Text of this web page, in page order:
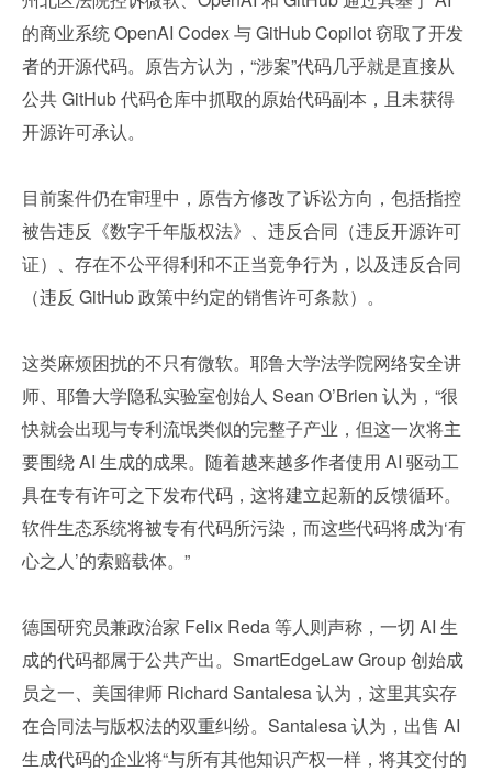
的商业系统 OpenAI Codex 与 GitHub Copilot 窃取了开发
者的开源代码。原告方认为，“涉案”代码几乎就是直接从
公共 GitHub 代码仓库中抓取的原始代码副本，且未获得
开源许可承认。
目前案件仍在审理中，原告方修改了诉讼方向，包括指控
被告违反《数字千年版权法》、违反合同（违反开源许可
证）、存在不公平得利和不正当竞争行为，以及违反合同
（违反 GitHub 政策中约定的销售许可条款）。
这类麻烦困扰的不只有微软。耶鲁大学法学院网络安全讲
师、耶鲁大学隐私实验室创始人 Sean O’Brien 认为，“很
快就会出现与专利流氓类似的完整子产业，但这一次将主
要围绕 AI 生成的成果。随着越来越多作者使用 AI 驱动工
具在专有许可之下发布代码，这将建立起新的反馈循环。
软件生态系统将被专有代码所污染，而这些代码将成为‘有
心之人’的索赔载体。”
德国研究员兼政治家 Felix Reda 等人则声称，一切 AI 生
成的代码都属于公共产出。SmartEdgeLaw Group 创始成
员之一、美国律师 Richard Santalesa 认为，这里其实存
在合同法与版权法的双重纠纷。Santalesa 认为，出售 AI
生成代码的企业将“与所有其他知识产权一样，将其交付的